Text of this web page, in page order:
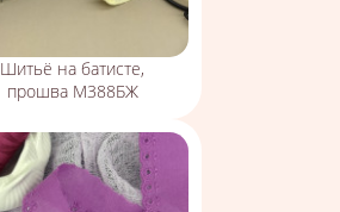
Шитьё на батисте,
прошва М388БЖ